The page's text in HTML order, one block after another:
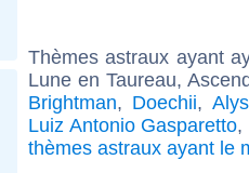
Thèmes astraux ayant
Lune en Taureau,
Brightman, Doechii,
Luiz Antonio Gasparetto,
thèmes astraux ayant le